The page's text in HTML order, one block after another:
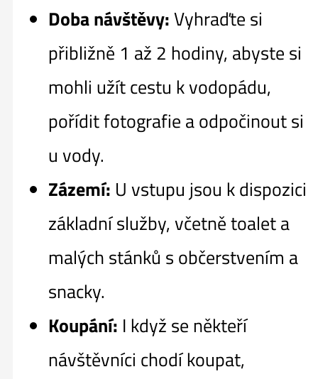
Doba návštěvy:Vyhraďte si
přibližně 1 až 2 hodiny, abyste si
mohli užít cestu k vodopádu,
pořídit fotografie a odpočinout si
u vody.
Zázemí: U vstupu jsou k dispozici
základní služby, včetně toalet a
malých stánků s občerstvením a
snacky.
Koupání: I když se někteří
návštěvníci chodí koupat,